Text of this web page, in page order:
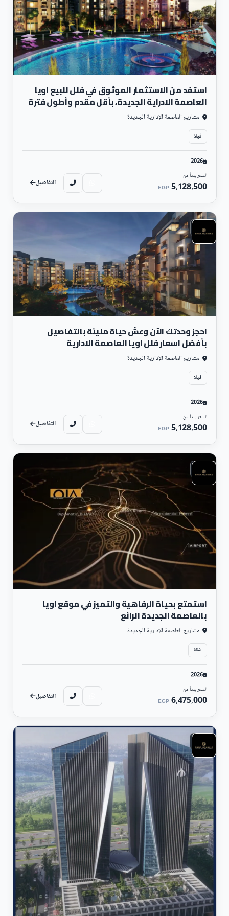
وتقسيط الباقي علي 6 سنوات.
-مول سيكستي بيزنس بارك العاصمة الإدارية الجديدة Sixty Mall
Business Park New Capital:
مول سيكستي بيزنس بارك يعتبر
استكمالا لباقي الإنجازات التي بدأتها شركة إيدج في العاصمة
الإدارية الجديدة، يمتلك المول موقع استراتيجي قوي بحي المال
والأعمال ليكون قريب من كافة الخدمات، تبلغ مساحة المول
18,000 مترًا، يحتوي المشروع على وحدات متنوعة منها تجارية
وإدارية وطبية بمساحات مختلفة تبدأ من 38 متر مربع، بينما تأتي
استفد من الاستثمار الموثوق في فلل للبيع اويا
العاصمة الادراية الجديدة، بأقل مقدم وأطول فترة
سداد
مشاريع العاصمة الإدارية الجديدة
فيلا
2026
السعر يبدأ من
5,128,500
EGP التفاصيل
سكني
احجز وحدتك الآن وعش حياة مليئة بالتفاصيل
بأفضل اسعار فلل اويا العاصمة الادارية
مشاريع العاصمة الإدارية الجديدة
فيلا
2026
السعر يبدأ من
5,128,500
EGP التفاصيل
سكني
استمتع بحياة الرفاهية والتميز في موقع اويا
بالعاصمة الجديدة الرائع
مشاريع العاصمة الإدارية الجديدة
شقة
2026
السعر يبدأ من
6,475,000
EGP التفاصيل
تجارى